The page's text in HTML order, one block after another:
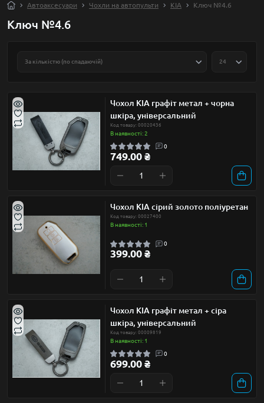
Автоаксесуари Чохли на автопульти KIA Ключ №4.6
Ключ №4.6
Чохол KIA графіт метал + чорна
шкіра, універсальний
Код товару: 00020436
В наявності: 2
0
749.00 ₴
Чохол KIA сірий золото поліуретан
Код товару: 00027400
В наявності: 1
0
399.00 ₴
Чохол KIA графіт метал + сіра
шкіра, універсальний
Код товару: 00009819
В наявності: 1
0
699.00 ₴